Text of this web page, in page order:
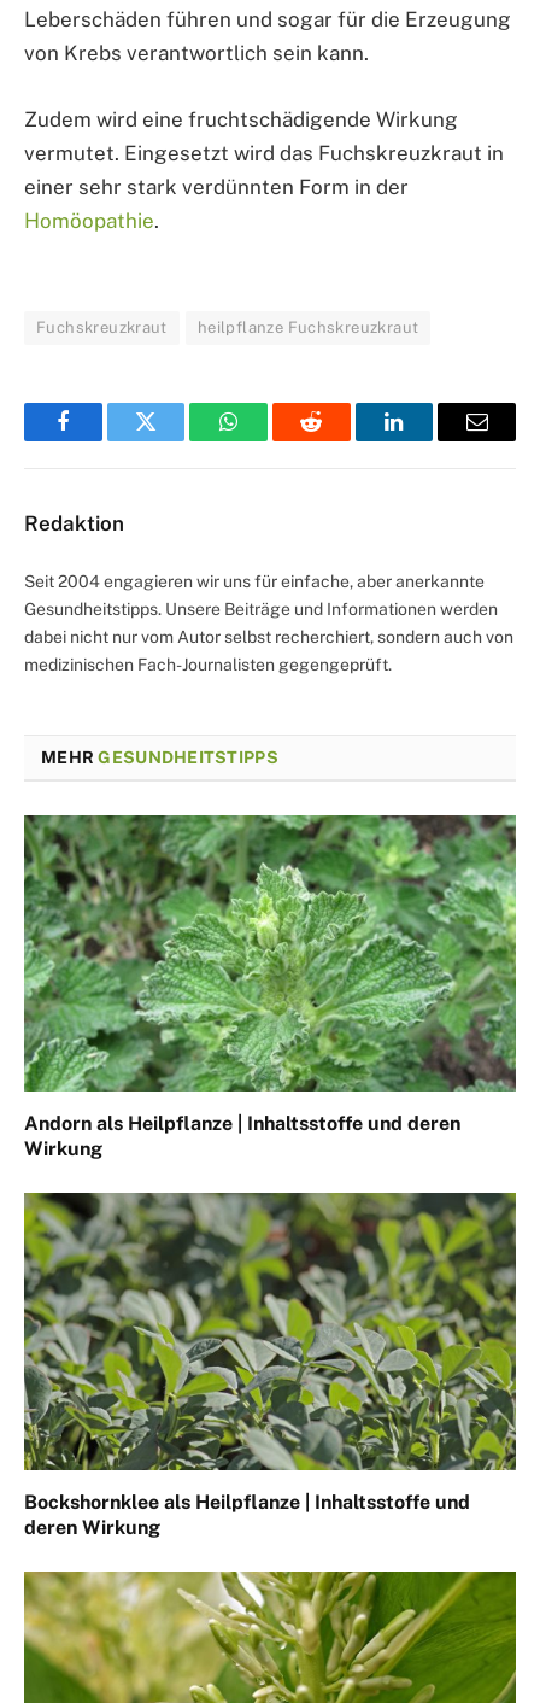
Leberschäden führen und sogar für die Erzeugung
von Krebs verantwortlich sein kann.
Zudem wird eine fruchtschädigende Wirkung
vermutet. Eingesetzt wird das Fuchskreuzkraut in
einer sehr stark verdünnten Form in der
Homöopathie.
Fuchskreuzkraut heilpflanze Fuchskreuzkraut
FacebookTwitter WhatsAppReddit LinkedInEmail
Redaktion
Seit 2004 engagieren wir uns für einfache, aber anerkannte
Gesundheitstipps. Unsere Beiträge und Informationen werden
dabei nicht nur vom Autor selbst recherchiert, sondern auch von
medizinischen Fach-Journalisten gegengeprüft.
MEHRGESUNDHEITSTIPPS
Andorn als Heilpflanze | Inhaltsstoffe und deren
Wirkung
Bockshornklee als Heilpflanze | Inhaltsstoffe und
deren Wirkung